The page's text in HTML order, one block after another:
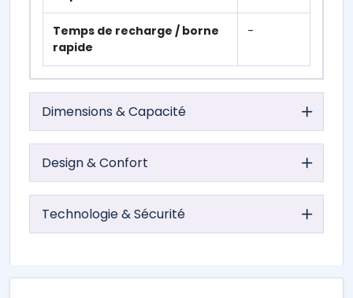
Temps de recharge / borne
rapide
-
Dimensions & Capacité
Design & Confort
Technologie & Sécurité